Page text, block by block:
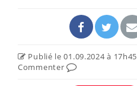
Publié le 01.09.2024 à 17h45
Commenter